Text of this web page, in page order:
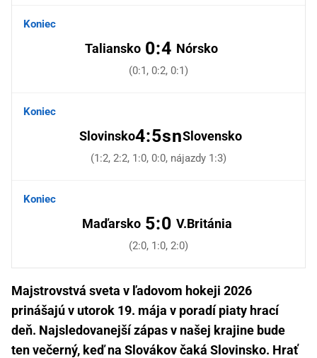
Koniec
Taliansko 0:4 Nórsko
(0:1, 0:2, 0:1)
Koniec
Slovinsko4:5snSlovensko
(1:2, 2:2, 1:0, 0:0, nájazdy 1:3)
Koniec
Maďarsko 5:0 V.Británia
(2:0, 1:0, 2:0)
Majstrovstvá sveta v ľadovom hokeji 2026
prinášajú v utorok 19. mája v poradí piaty hrací
deň. Najsledovanejší zápas v našej krajine bude
ten večerný, keď na Slovákov čaká Slovinsko. Hrať